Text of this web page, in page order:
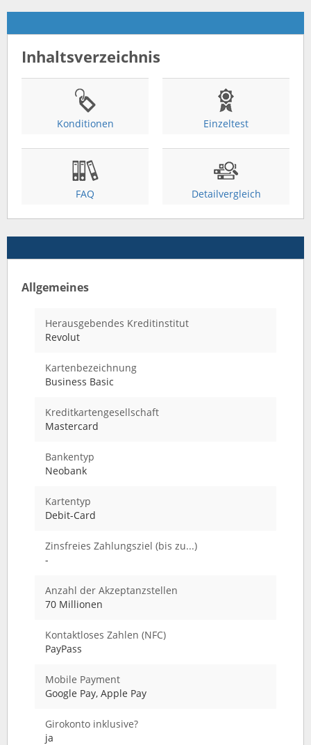
Inhaltsverzeichnis
Konditionen Einzeltest
FAQ Detailvergleich
Allgemeines
Herausgebendes Kreditinstitut
Revolut
Kartenbezeichnung
Business Basic
Kreditkartengesellschaft
Mastercard
Bankentyp
Neobank
Kartentyp
Debit-Card
Zinsfreies Zahlungsziel (bis zu...)
-
Anzahl der Akzeptanzstellen
70 Millionen
Kontaktloses Zahlen (NFC)
PayPass
Mobile Payment
Google Pay, Apple Pay
Girokonto inklusive?
ja